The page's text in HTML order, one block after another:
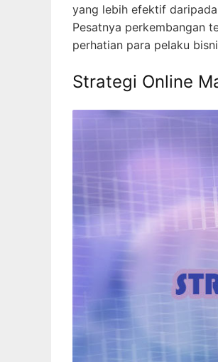
yang lebih efektif
Pesatnya perkembangan
perhatian para pelaku
Strategi Online